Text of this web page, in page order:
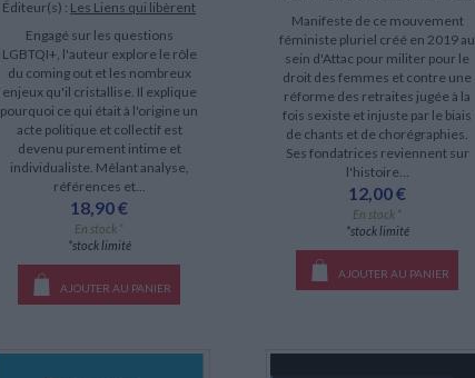
Éditeur(s) : Les Liens qui libèrent
Engagé sur les questions
LGBTQI+, l'auteur explore le rôle
du coming out et les nombreux
enjeux qu'il cristallise. Il explique
pourquoi ce qui était à l'origine un
acte politique et collectif est
devenu purement intime et
individualiste. Mêlant analyse,
références et...
18,90 €
En stock *
*stock limité
AJOUTER AU PANIER
Manifeste de ce mouvement
féministe pluriel créé en 2019 au
sein d'Attac pour militer pour le
droit des femmes et contre une
réforme des retraites jugée à la
fois sexiste et injuste par le biais
de chants et de chorégraphies.
Ses fondatrices reviennent sur
l'histoire...
12,00 €
En stock *
*stock limité
AJOUTER AU PANIER